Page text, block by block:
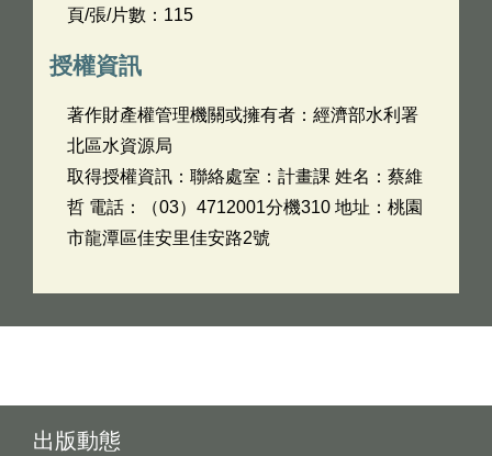
頁/張/片數：115
授權資訊
著作財產權管理機關或擁有者：經濟部水利署
北區水資源局
取得授權資訊：聯絡處室：計畫課 姓名：蔡維
哲 電話：（03）4712001分機310 地址：桃園
市龍潭區佳安里佳安路2號
出版動態